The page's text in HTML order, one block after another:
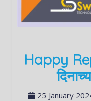
Happy
25 January